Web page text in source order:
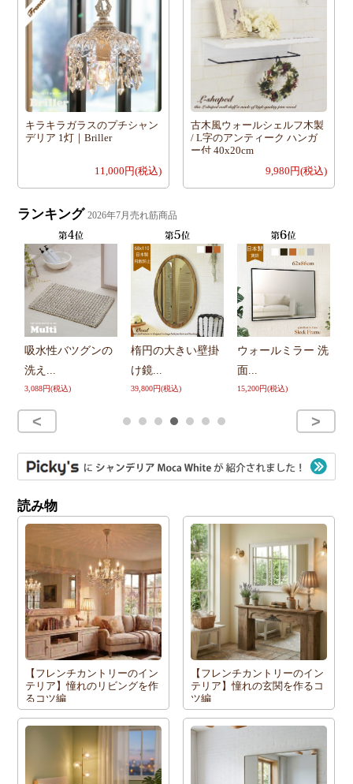
キラキラガラスのプチシャン
デリア 1灯｜Briller
11,000円(税込)
古木風ウォールシェルフ木製
/ L字のアンティーク ハンガ
ー付 40x20cm
9,980円(税込)
ランキング2026年7月売れ筋商品
楕円の大きい壁掛
け鏡...
39,800円(税込)
ウォールミラー 洗
面...
15,200円(税込)
かわいいアンティ
ーク...
読み物
【フレンチカントリーのイン
テリア】憧れのリビングを作
るコツ編
【フレンチカントリーのイン
テリア】憧れの玄関を作るコ
ツ編